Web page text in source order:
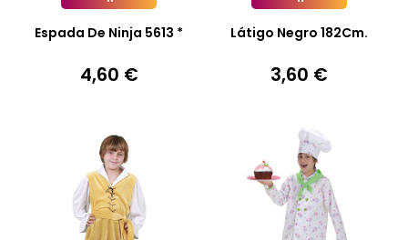
Añadir A La Cesta
Espada De Ninja 5613 *
Precio
4,60 €
Añadir A La Cesta
Látigo Negro 182Cm.
Precio
3,60 €